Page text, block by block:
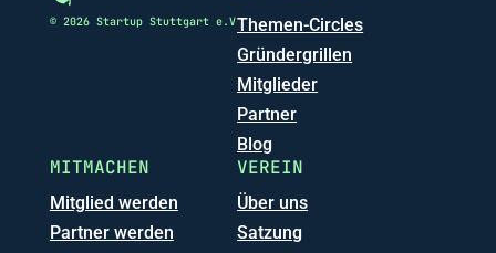
© 2026 Startup Stuttgart e.VThemen-Circles
Gründergrillen
Mitglieder
Partner
Blog
MITMACHEN
Mitglied werden
Partner werden
VEREIN
Über uns
Satzung